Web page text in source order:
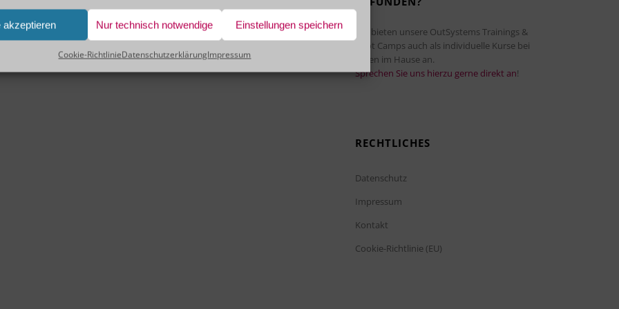
akzeptieren Nur technisch notwendige Einstellungen speichern
Cookie-RichtlinieDatenschutzerklärungImpressum
Wir bieten unsere OutSystems Trainings &
Boot Camps auch als individuelle Kurse bei
Ihnen im Hause an.
Sprechen Sie uns hierzu gerne direkt an!
RECHTLICHES
Datenschutz
Impressum
Kontakt
Cookie-Richtlinie (EU)